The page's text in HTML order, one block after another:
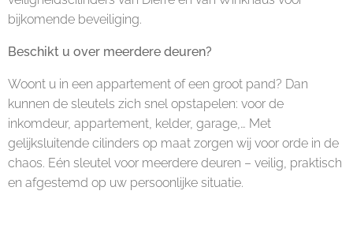
bijkomende beveiliging.
Beschikt u over meerdere deuren?
Woont u in een appartement of een groot pand? Dan
kunnen de sleutels zich snel opstapelen: voor de
inkomdeur, appartement, kelder, garage,… Met
gelijksluitende cilinders op maat zorgen wij voor orde in de
chaos. Eén sleutel voor meerdere deuren – veilig, praktisch
en afgestemd op uw persoonlijke situatie.